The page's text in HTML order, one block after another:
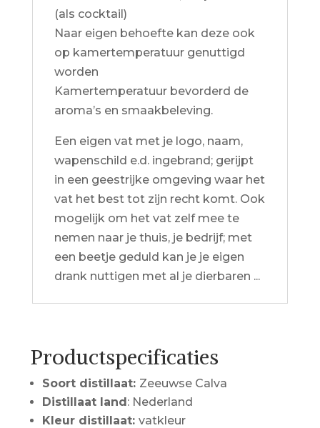
(als cocktail)
Naar eigen behoefte kan deze ook
op kamertemperatuur genuttigd
worden
Kamertemperatuur bevorderd de
aroma’s en smaakbeleving.
Een eigen vat met je logo, naam,
wapenschild e.d. ingebrand; gerijpt
in een geestrijke omgeving waar het
vat het best tot zijn recht komt. Ook
mogelijk om het vat zelf mee te
nemen naar je thuis, je bedrijf; met
een beetje geduld kan je je eigen
drank nuttigen met al je dierbaren ...
Productspecificaties
Soort distillaat: Zeeuwse Calva
Distillaat land: Nederland
Kleur distillaat: vatkleur